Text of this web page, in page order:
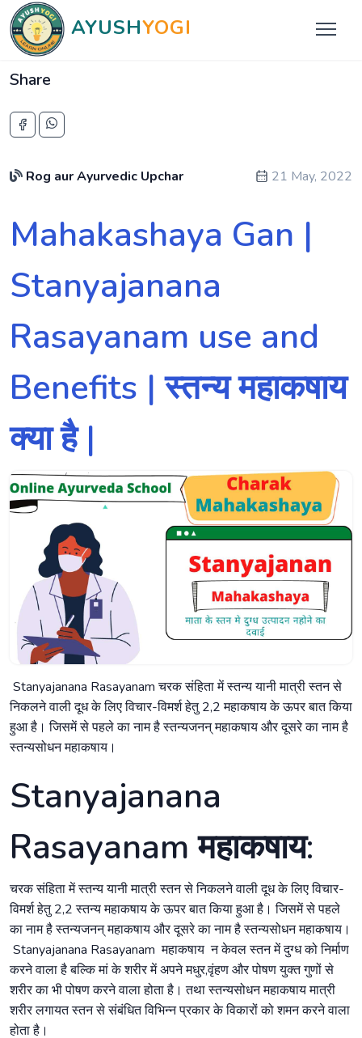
AYUSHYOGI
Share
Rog aur Ayurvedic Upchar 21 May, 2022
Mahakashaya Gan |
Stanyajanana
Rasayanam use and
Benefits | स्तन्य महाकषाय
क्या है |
Stanyajanana Rasayanam चरक संहिता में स्तन्य यानी मात्री स्तन से
निकलने वाली दूध के लिए विचार-विमर्श हेतु 2,2 महाकषाय के ऊपर बात किया
हुआ है। जिसमें से पहले का नाम है स्तन्यजनन् महाकषाय और दूसरे का नाम है
स्तन्यसोधन महाकषाय।
Stanyajanana
Rasayanam महाकषाय:
चरक संहिता में स्तन्य यानी मात्री स्तन से निकलने वाली दूध के लिए विचार-
विमर्श हेतु 2,2 स्तन्य महाकषाय के ऊपर बात किया हुआ है। जिसमें से पहले
का नाम है स्तन्यजनन् महाकषाय और दूसरे का नाम है स्तन्यसोधन महाकषाय।
Stanyajanana Rasayanam महाकषाय न केवल स्तन में दुग्ध को निर्माण
करने वाला है बल्कि मां के शरीर में अपने मधुर,वृंहण और पोषण युक्त गुणों से
शरीर का भी पोषण करने वाला होता है। तथा स्तन्यसोधन महाकषाय मात्री
शरीर लगायत स्तन से संबंधित विभिन्न प्रकार के विकारों को शमन करने वाला
होता है।